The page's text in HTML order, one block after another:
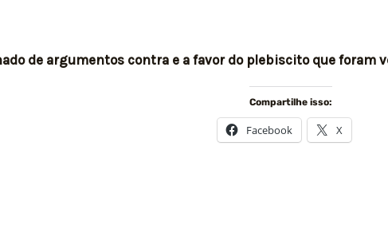
de argumentos contra e a favor do plebiscito que foram
Compartilhe isso:
Facebook X